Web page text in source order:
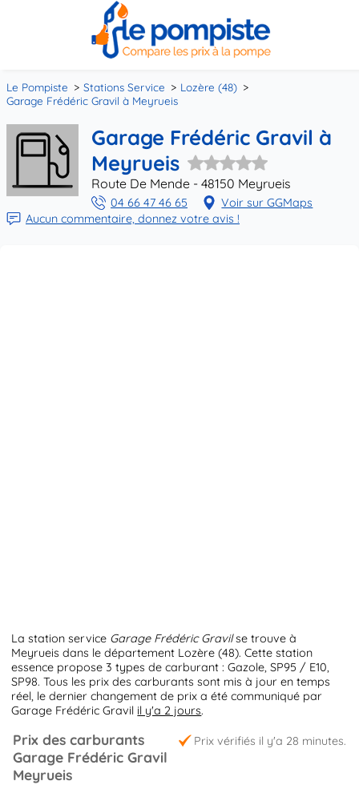
Le Pompiste Stations Service
Lozère (48)
Garage Frédéric Gravil à Meyrueis
Garage Frédéric Gravil à
Meyrueis
Route De Mende - 48150 Meyrueis
04 66 47 46 65
Voir sur GGMaps
Aucun commentaire, donnez votre avis !
La station service Garage Frédéric Gravilse trouve à
Meyrueis dans le département Lozère (48). Cette station
essence propose 3 types de carburant : Gazole, SP95 / E10,
SP98. Tous les prix des carburants sont mis à jour en temps
réel, le dernier changement de prix a été communiqué par
Garage Frédéric Gravil il y'a 2 jours.
Prix vérifiés il y'a 28 minutes.
Prix des carburants
Garage Frédéric Gravil
Meyrueis